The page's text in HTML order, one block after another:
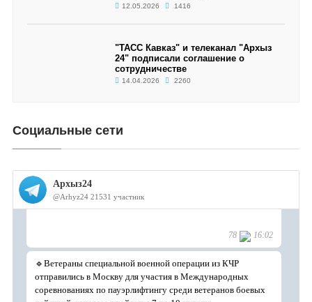
12.05.2026 1416
"ТАСС Кавказ" и телеканал "Архыз
24" подписали соглашение о
сотрудничестве
14.04.2026 2260
Социальные сети